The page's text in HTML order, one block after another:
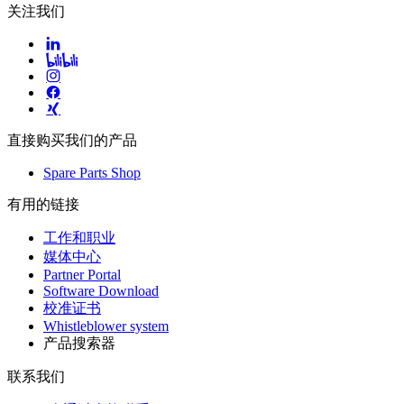
关注我们
直接购买我们的产品
Spare Parts Shop
有用的链接
工作和职业
媒体中心
Partner Portal
Software Download
校准证书
Whistleblower system
产品搜索器
联系我们